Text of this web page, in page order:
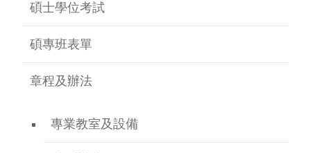
碩士學位考試
碩專班表單
章程及辦法
專業教室及設備